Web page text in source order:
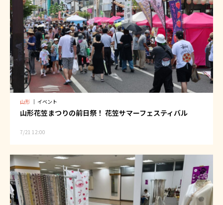
山形 ｜ イベント
山形花笠まつりの前日祭！ 花笠サマーフェスティバル
7/21 12:00